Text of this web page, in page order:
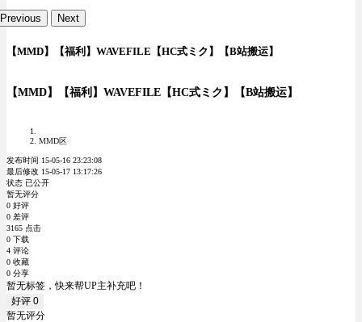
Previous Next
【MMD】【福利】WAVEFILE【HC式ミク】【B站搬运】
【MMD】【福利】WAVEFILE【HC式ミク】【B站搬运】
MMD区
发布时间 15-05-16 23:23:08
最后修改 15-05-17 13:17:26
状态 已公开
暂无评分
0 好评
0 差评
3165 点击
0 下载
4 评论
0 收藏
0 分享
暂无标签，快来帮UP主补充吧！
好评 0
暂无评分